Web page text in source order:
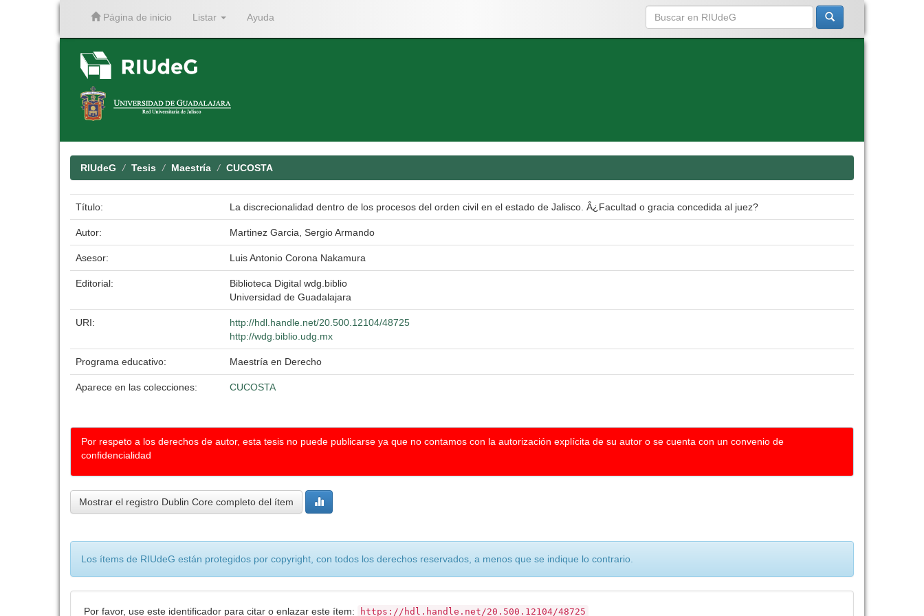
Página de inicio Listar Ayuda
RIUdeG Tesis Maestría CUCOSTA
Título: La discrecionalidad dentro de los procesos del orden civil en el estado de Jalisco. Â¿Facultad o gracia concedida al juez?
Autor: Martinez Garcia, Sergio Armando
Asesor: Luis Antonio Corona Nakamura
Editorial:
Biblioteca Digital wdg.biblio
Universidad de Guadalajara
URI:
http://hdl.handle.net/20.500.12104/48725
http://wdg.biblio.udg.mx
Programa educativo: Maestría en Derecho
Aparece en las colecciones: CUCOSTA
Por respeto a los derechos de autor, esta tesis no puede publicarse ya que no contamos con la autorización explícita de su autor o se cuenta con un convenio de
confidencialidad
Mostrar el registro Dublin Core completo del ítem
Los ítems de RIUdeG están protegidos por copyright, con todos los derechos reservados, a menos que se indique lo contrario.
Por favor, use este identificador para citar o enlazar este ítem: https://hdl.handle.net/20.500.12104/48725